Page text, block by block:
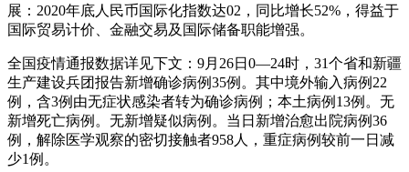
展：2020年底人民币国际化指数达02，同比增长52%，得益于
国际贸易计价、金融交易及国际储备职能增强。
全国疫情通报数据详见下文：9月26日0—24时，31个省和新疆
生产建设兵团报告新增确诊病例35例。其中境外输入病例22
例，含3例由无症状感染者转为确诊病例；本土病例13例。无
新增死亡病例。无新增疑似病例。当日新增治愈出院病例36
例，解除医学观察的密切接触者958人，重症病例较前一日减
少1例。